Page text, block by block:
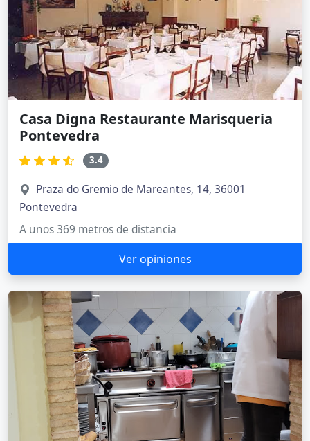
Casa Digna Restaurante Marisqueria
Pontevedra
3.4
Praza do Gremio de Mareantes, 14, 36001
Pontevedra
A unos 369 metros de distancia
Ver opiniones